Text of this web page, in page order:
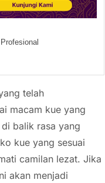
telah
macam kue yang
balik rasa yang
kue yang sesuai
camilan lezat. Jika
akan menjadi